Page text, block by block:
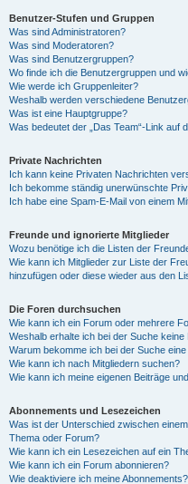
Benutzer-Stufen und Gruppen
Was sind Administratoren?
Was sind Moderatoren?
Was sind Benutzergruppen?
Wo finde ich die Benutzergruppen und
Wie werde ich Gruppenleiter?
Weshalb werden verschiedene
Was ist eine Hauptgruppe?
Was bedeutet der „Das Team“-Link auf
Private Nachrichten
Ich kann keine Privaten Nachrichten
Ich bekomme ständig unerwünschte
Ich habe eine Spam-E-Mail von einem
Freunde und ignorierte Mitglieder
Wozu benötige ich die Listen der
Wie kann ich Mitglieder zur Liste der
hinzufügen oder diese wieder aus den
Die Foren durchsuchen
Wie kann ich ein Forum oder mehrere
Weshalb erhalte ich bei der Suche keine
Warum bekomme ich bei der Suche
Wie kann ich nach Mitgliedern suchen?
Wie kann ich meine eigenen Beiträge
Abonnements und Lesezeichen
Was ist der Unterschied zwischen
Thema oder Forum?
Wie kann ich ein Lesezeichen auf ein
Wie kann ich ein Forum abonnieren?
Wie deaktiviere ich meine Abonnements?